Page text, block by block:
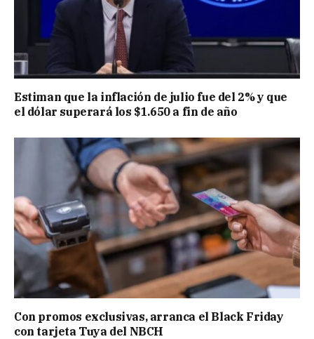
Estiman que la inflación de julio fue del 2% y que
el dólar superará los $1.650 a fin de año
Con promos exclusivas, arranca el Black Friday
con tarjeta Tuya del NBCH